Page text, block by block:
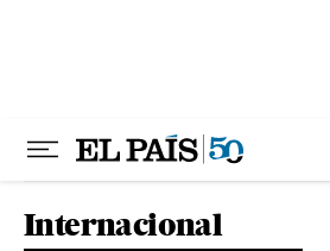
Internacional